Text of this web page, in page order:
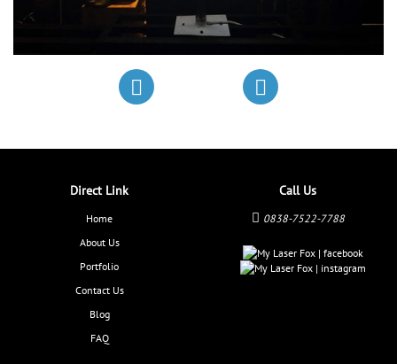
Direct Link
Home
About Us
Portfolio
Contact Us
Blog
FAQ
Call Us
0838-7522-7788